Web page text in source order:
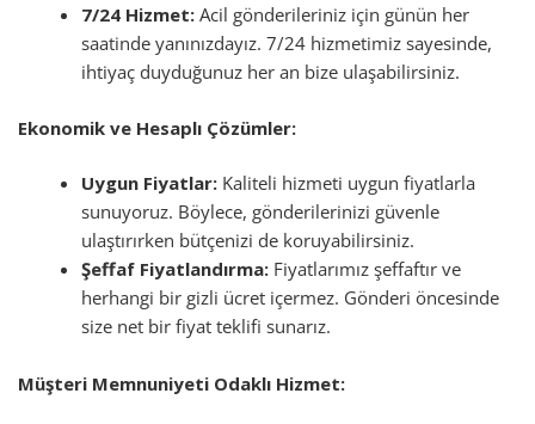
7/24 Hizmet: Acil gönderileriniz için günün her
saatinde yanınızdayız. 7/24 hizmetimiz sayesinde,
ihtiyaç duyduğunuz her an bize ulaşabilirsiniz.
Ekonomik ve Hesaplı Çözümler:
Uygun Fiyatlar: Kaliteli hizmeti uygun fiyatlarla
sunuyoruz. Böylece, gönderilerinizi güvenle
ulaştırırken bütçenizi de koruyabilirsiniz.
Şeffaf Fiyatlandırma: Fiyatlarımız şeffaftır ve
herhangi bir gizli ücret içermez. Gönderi öncesinde
size net bir fiyat teklifi sunarız.
Müşteri Memnuniyeti Odaklı Hizmet: